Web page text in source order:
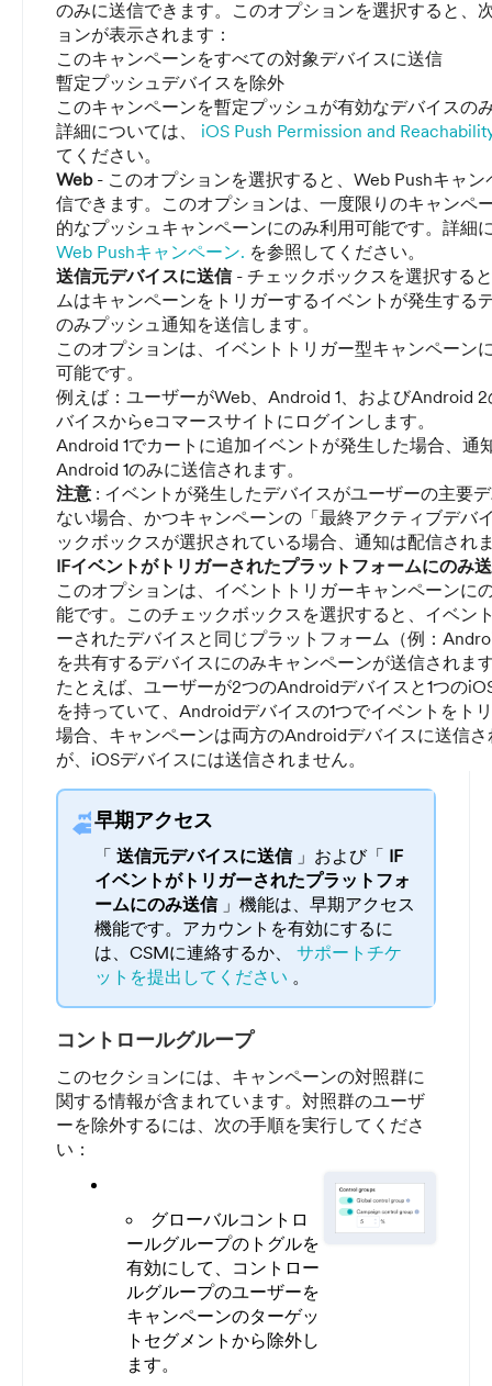
のみに送信できます。このオプションを選択すると、
ョンが表示されます：
このキャンペーンをすべての対象デバイスに送信
暫定プッシュデバイスを除外
このキャンペーンを暫定プッシュが有効なデバイスの
詳細については、 iOS Push Permission and
てください。
Web - このオプションを選択すると、Web Pushキャン
信できます。このオプションは、一度限りのキャンペ
的なプッシュキャンペーンにのみ利用可能です。詳細
Web Pushキャンペーン. を参照してください。
送信元デバイスに送信 - チェックボックスを選択する
ムはキャンペーンをトリガーするイベントが発生する
のみプッシュ通知を送信します。
このオプションは、イベントトリガー型キャンペーン
可能です。
例えば：ユーザーがWeb、Android 1、およびAndroid
バイスからeコマースサイトにログインします。
Android 1でカートに追加イベントが発生した場合、通
Android 1のみに送信されます。
注意 : イベントが発生したデバイスがユーザーの主要
ない場合、かつキャンペーンの「最終アクティブデバ
ックボックスが選択されている場合、通知は配信され
IFイベントがトリガーされたプラットフォームにのみ
このオプションは、イベントトリガーキャンペーンに
能です。このチェックボックスを選択すると、イベン
ーされたデバイスと同じプラットフォーム（例：
を共有するデバイスにのみキャンペーンが送信されま
たとえば、ユーザーが2つのAndroidデバイスと1つの
を持っていて、Androidデバイスの1つでイベントをト
場合、キャンペーンは両方のAndroidデバイスに送信
が、iOSデバイスには送信されません。
早期アクセス
「 送信元デバイスに送信 」および「 IF
イベントがトリガーされたプラットフォ
ームにのみ送信 」機能は、早期アクセス
機能です。アカウントを有効にするに
は、CSMに連絡するか、 サポートチケ
ットを提出してください 。
コントロールグループ
このセクションには、キャンペーンの対照群に
関する情報が含まれています。対照群のユーザ
ーを除外するには、次の手順を実行してくださ
い：
グローバルコントロ
ールグループのトグルを
有効にして、コントロー
ルグループのユーザーを
キャンペーンのターゲッ
トセグメントから除外し
ます。